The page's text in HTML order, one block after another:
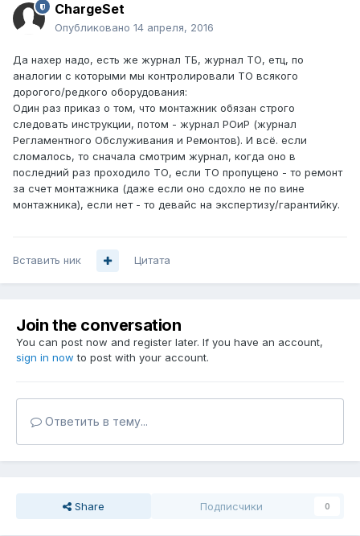
ChargeSet
Опубликовано 14 апреля, 2016
Да нахер надо, есть же журнал ТБ, журнал ТО, етц, по
аналогии с которыми мы контролировали ТО всякого
дорогого/редкого оборудования:
Один раз приказ о том, что монтажник обязан строго
следовать инструкции, потом - журнал РОиР (журнал
Регламентного Обслуживания и Ремонтов). И всё. если
сломалось, то сначала смотрим журнал, когда оно в
последний раз проходило ТО, если ТО пропущено - то ремонт
за счет монтажника (даже если оно сдохло не по вине
монтажника), если нет - то девайс на экспертизу/гарантийку.
Вставить ник Цитата
Join the conversation
You can post now and register later. If you have an account,
sign in now to post with your account.
Ответить в тему...
Share Подписчики 0